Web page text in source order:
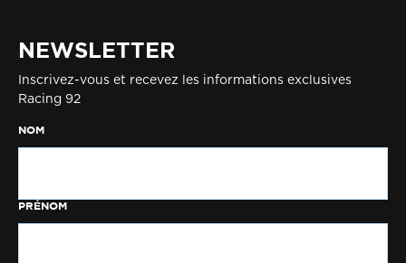
NEWSLETTER
Inscrivez-vous et recevez les informations exclusives
Racing 92
NOM
PRÉNOM